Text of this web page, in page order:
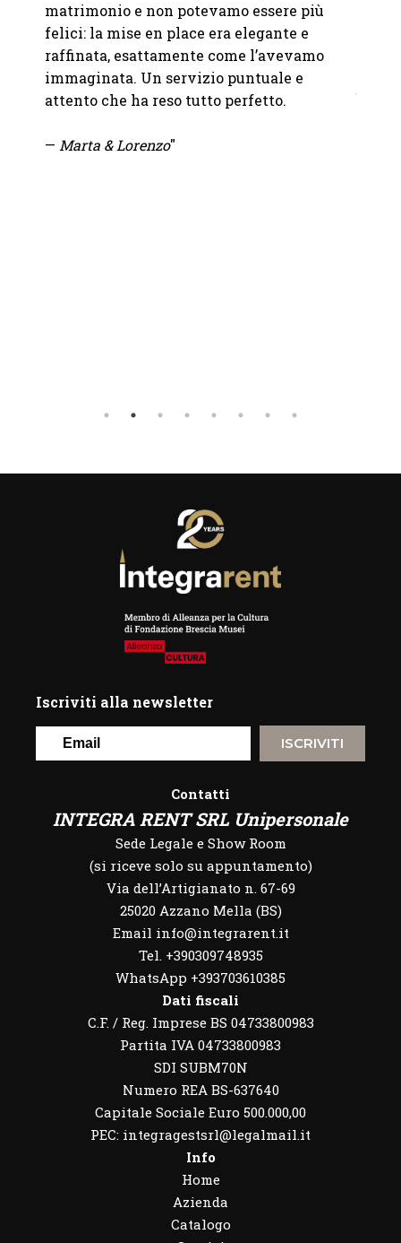
matrimonio e non potevamo essere più
felici: la mise en place era elegante e
raffinata, esattamente come l’avevamo
immaginata. Un servizio puntuale e
attento che ha reso tutto perfetto.
— Marta & Lorenzo"
Iscriviti alla newsletter
ISCRIVITI
Contatti
INTEGRA RENT SRL Unipersonale
Sede Legale e Show Room
(si riceve solo su appuntamento)
Via dell’Artigianato n. 67-69
25020 Azzano Mella (BS)
Email info@integrarent.it
Tel. +390309748935
WhatsApp +393703610385
Dati fiscali
C.F. / Reg. Imprese BS 04733800983
Partita IVA 04733800983
SDI SUBM70N
Numero REA BS-637640
Capitale Sociale Euro 500.000,00
PEC: integragestsrl@legalmail.it
Info
Home
Azienda
Catalogo